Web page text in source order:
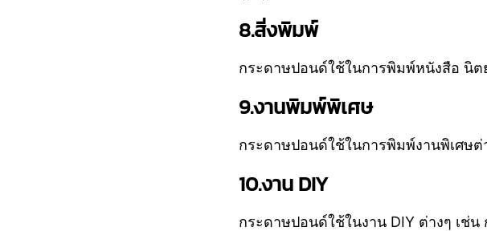
8.สิ่งพิมพ์
กระดาษปอนด์ใช้ในการพิมพ์หนังสือ นิ
9.งานพิมพ์พิเศษ
กระดาษปอนด์ใช้ในการพิมพ์งานพิเศษ
10.งาน DIY
กระดาษปอนด์ใช้ในงาน DIY ต่างๆ เช่